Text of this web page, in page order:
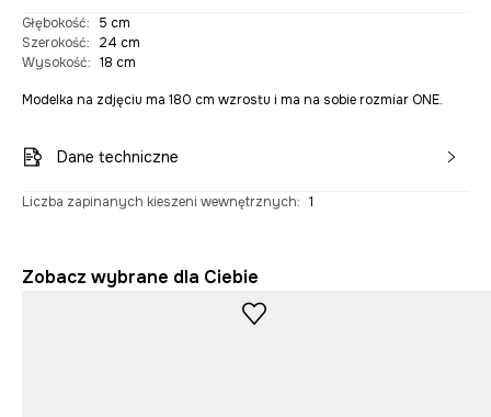
Głębokość:
5 cm
Szerokość:
24 cm
Wysokość: 18 cm
Modelka na zdjęciu ma 180 cm wzrostu i ma na sobie rozmiar ONE.
Dane techniczne
Liczba zapinanych kieszeni wewnętrznych: 1
Zobacz wybrane dla Ciebie